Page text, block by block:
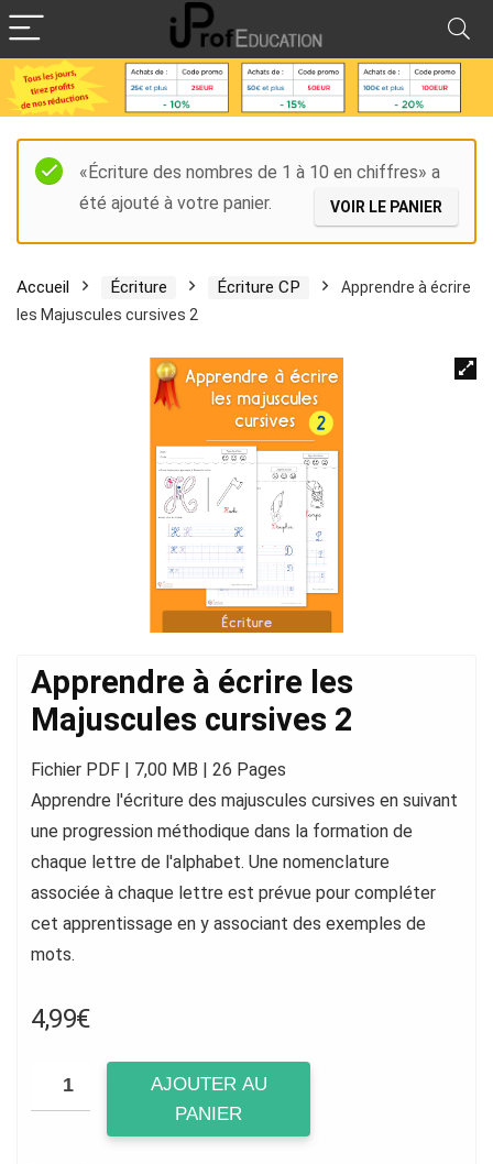
«Écriture des nombres de 1 à 10 en chiffres» a
été ajouté à votre panier.
VOIR LE PANIER
Accueil Écriture Écriture CP
Apprendre à écrire
les Majuscules cursives 2
Apprendre à écrire les
Majuscules cursives 2
Fichier PDF | 7,00 MB | 26 Pages
Apprendre l'écriture des majuscules cursives en suivant
une progression méthodique dans la formation de
chaque lettre de l'alphabet. Une nomenclature
associée à chaque lettre est prévue pour compléter
cet apprentissage en y associant des exemples de
mots.
4,99€
AJOUTER AU
PANIER